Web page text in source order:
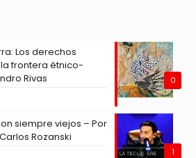
0
Los derechos
frontera étnico-
Rivas
1
siempre viejos – Por
Rozanski